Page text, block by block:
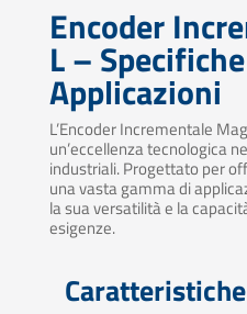
Encoder
L –
Applicazioni
L’Encoder Incrementale
un’eccellenza tecnologica
industriali. Progettato per
una vasta gamma di
la sua versatilità e la
esigenze.